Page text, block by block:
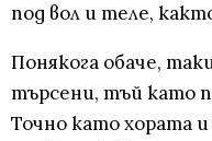
под вол и теле,
Понякога обаче,
търсени, тъй като
Точно като хората